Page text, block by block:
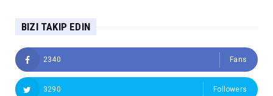
BIZI TAKIP EDIN
2340 Fans
3290 Followers